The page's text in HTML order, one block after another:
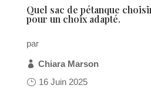
Quel sac de pétanque
pour un choix adapté.
par
Chiara Marson
16 Juin 2025